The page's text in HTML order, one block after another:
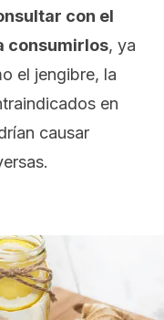
con el
consumirlos, ya
el jengibre, la
en
causar